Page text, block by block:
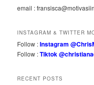
email :
INSTAGRAM & TWITTER
Follow :Instagram
Follow :Tiktok
RECENT POSTS